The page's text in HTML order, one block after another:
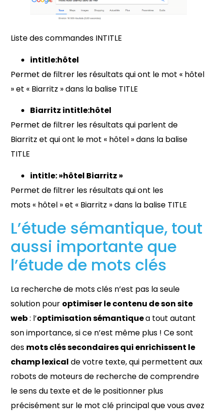
Liste des commandes INTITLE
intitle:hôtel
Permet de filtrer les résultats qui ont le mot « hôtel
» et « Biarritz » dans la balise TITLE
Biarritz intitle:hôtel
Permet de filtrer les résultats qui parlent de
Biarritz et qui ont le mot « hôtel » dans la balise
TITLE
intitle: »hôtel Biarritz »
Permet de filtrer les résultats qui ont les
mots « hôtel » et « Biarritz » dans la balise TITLE
L’étude sémantique, tout
aussi importante que
l’étude de mots clés
La recherche de mots clés n’est pas la seule
solution pour optimiser le contenu de son site
web: l’optimisation sémantiquea tout autant
son importance, si ce n’est même plus ! Ce sont
des mots clés secondaires qui enrichissent le
champ lexical de votre texte, qui permettent aux
robots de moteurs de recherche de comprendre
le sens du texte et de le positionner plus
précisément sur le mot clé principal que vous avez